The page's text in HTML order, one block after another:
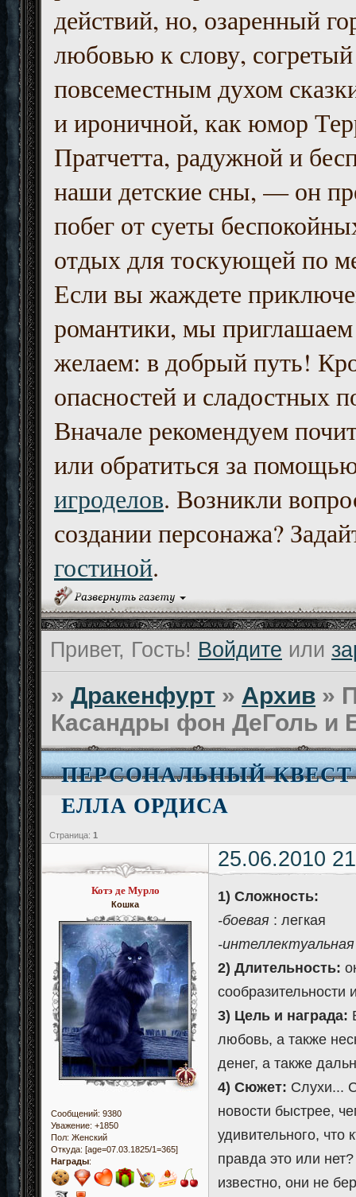
действий, но, озаренный
любовью к слову, согретый
повсеместным духом
и ироничной, как юмор
Пратчетта, радужной и
наши детские сны, — он
побег от суеты
отдых для тоскующей по
Если вы жаждете
романтики, мы приглашаем
желаем: в добрый путь!
опасностей и сладостных
Вначале рекомендуем
или обратиться за
игроделов. Возникли
создании персонажа?
гостиной.
Привет, Гость! Войдите или
»Дракенфурт » Архив »
Касандры фон ДеГоль и
ПЕРСОНАЛЬНЫЙ
ЕЛЛА ОРДИСА
Страница: 1
25.06.2010
Котэ де Мурло
Кошка
Сообщений: 9380
Уважение: +1850
Пол: Женский
Откуда: [age=07.03.1825/1=365]
Награды:
1) Сложность:
-боевая : легкая
-интеллектуальная
2) Длительность:
сообразительности
3) Цель и награда:
любовь, а также
денег, а также
4) Сюжет: Слухи...
новости быстрее,
удивительного, что
правда это или
известно, они не